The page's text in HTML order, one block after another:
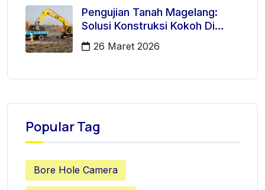
Pengujian Tanah Magelang:
Solusi Konstruksi Kokoh Di
Mertoyudan
26 Maret 2026
Popular Tag
Bore Hole Camera